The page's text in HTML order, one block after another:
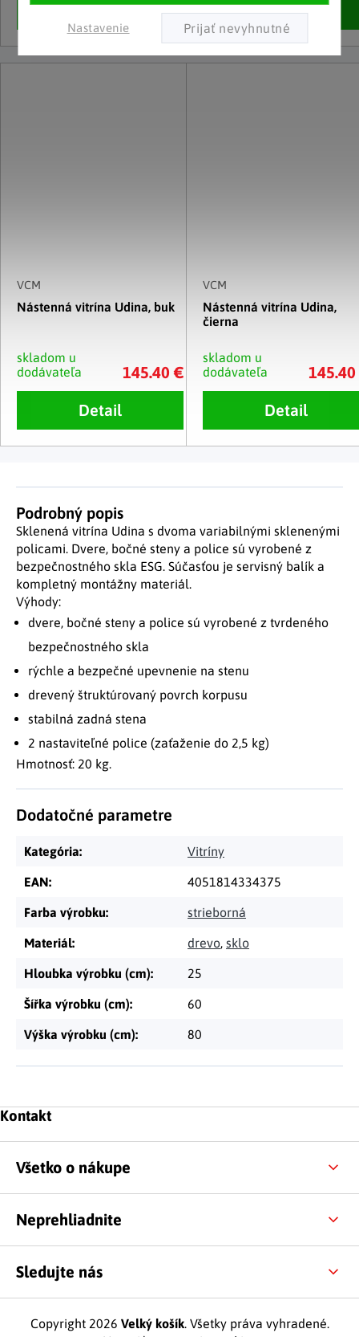
Nastavenie
Detail Detail
VCM
Nástenná vitrína Udina, buk
skladom u
dodávateľa
145.40 €
Detail
VCM
Nástenná vitrína Udina,
čierna
skladom u
dodávateľa
Detail
Podrobný popis
Sklenená vitrína Udina s dvoma variabilnými sklenenými
policami. Dvere, bočné steny a police sú vyrobené z
bezpečnostného skla ESG. Súčasťou je servisný balík a
kompletný montážny materiál.
Výhody:
dvere, bočné steny a police sú vyrobené z tvrdeného
bezpečnostného skla
rýchle a bezpečné upevnenie na stenu
drevený štruktúrovaný povrch korpusu
stabilná zadná stena
2 nastaviteľné police (zaťaženie do 2,5 kg)
Hmotnosť: 20 kg.
Dodatočné parametre
Kategória: Vitríny
EAN: 4051814334375
Farba výrobku: strieborná
Materiál: drevo, sklo
Hloubka výrobku (cm): 25
Šířka výrobku (cm): 60
Výška výrobku (cm): 80
Zápätie
Kontakt
Všetko o nákupe
Neprehliadnite
Sledujte nás
Copyright 2026 Velký košík. Všetky práva vyhradené.